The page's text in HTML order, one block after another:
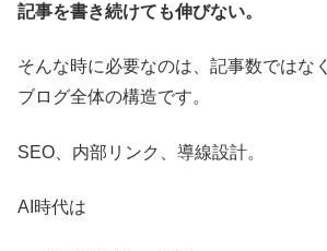
記事を書き続けても伸びない。
そんな時に必要なのは、記事数ではなく
ブログ全体の構造です。
SEO、内部リンク、導線設計。
AI時代は